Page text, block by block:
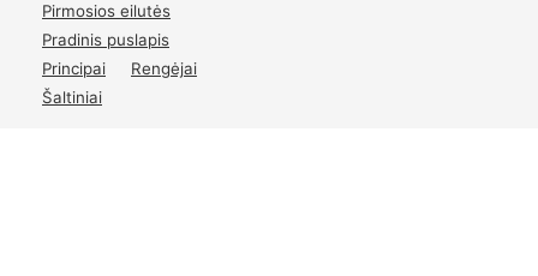
Pirmosios eilutės
Pradinis puslapis
Principai
Rengėjai
Šaltiniai